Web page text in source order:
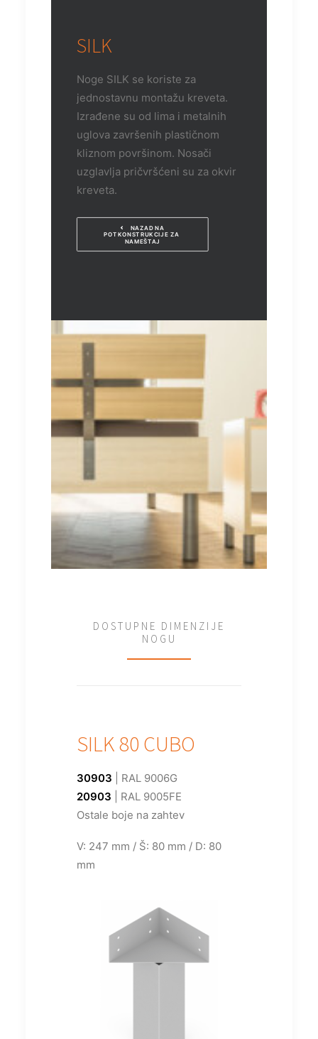
SILK
Noge SILK se koriste za
jednostavnu montažu kreveta.
Izrađene su od lima i metalnih
uglova završenih plastičnom
kliznom površinom. Nosači
uzglavlja pričvršćeni su za okvir
kreveta.
NAZAD NA
POTKONSTRUKCIJE ZA
NAMEŠTAJ
DOSTUPNE DIMENZIJE
NOGU
SILK 80 CUBO
30903 | RAL 9006G
20903 | RAL 9005FE
Ostale boje na zahtev
V: 247 mm / Š: 80 mm / D: 80
mm